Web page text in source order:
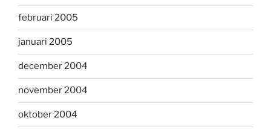
februari 2005
januari 2005
december 2004
november 2004
oktober 2004